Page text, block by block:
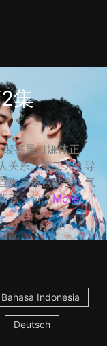
集
嘉虽口嫌体正
关系。第二天，导
次与角色贴合。气
嘉一句... More
Bahasa Indonesia
Deutsch